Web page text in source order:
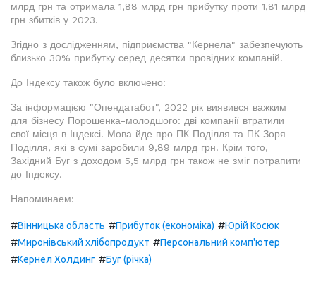
млрд грн та отримала 1,88 млрд грн прибутку проти 1,81 млрд
грн збитків у 2023.
Згідно з дослідженням, підприємства "Кернела" забезпечують
близько 30% прибутку серед десятки провідних компаній.
До Індексу також було включено:
За інформацією "Опендатабот", 2022 рік виявився важким
для бізнесу Порошенка-молодшого: дві компанії втратили
свої місця в Індексі. Мова йде про ПК Поділля та ПК Зоря
Поділля, які в сумі заробили 9,89 млрд грн. Крім того,
Західний Буг з доходом 5,5 млрд грн також не зміг потрапити
до Індексу.
Напоминаем:
#Вінницька область #Прибуток (економіка) #Юрій Косюк
#Миронівський хлібопродукт #Персональний комп'ютер
#Кернел Холдинг #Буг (річка)